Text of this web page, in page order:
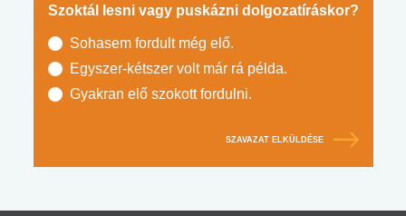
Szoktál lesni vagy puskázni dolgozatíráskor?
Sohasem fordult még elő.
Egyszer-kétszer volt már rá példa.
Gyakran elő szokott fordulni.
SZAVAZAT ELKÜLDÉSE